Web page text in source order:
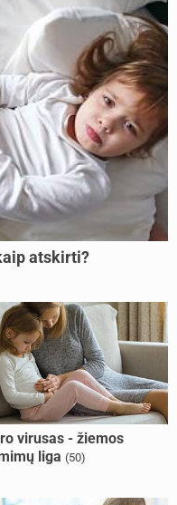
atskirti?
virusas - žiemos
liga (50)